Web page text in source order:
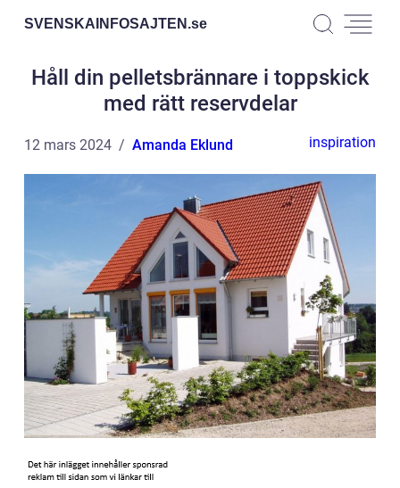
SVENSKAINFOSAJTEN.se
Håll din pelletsbrännare i toppskick
med rätt reservdelar
12 mars 2024 Amanda Eklund inspiration